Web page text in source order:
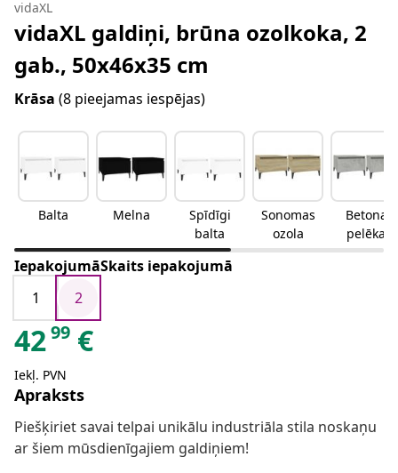
vidaXL
vidaXL galdiņi, brūna ozolkoka, 2
gab., 50x46x35 cm
Krāsa (8 pieejamas iespējas)
Balta Melna
Spīdīgi
balta
Sonomas
ozola
Betona
pelēka
IepakojumāSkaits iepakojumā
1
2
4299 €
Iekļ. PVN
Apraksts
Piešķiriet savai telpai unikālu industriāla stila noskaņu
ar šiem mūsdienīgajiem galdiņiem!